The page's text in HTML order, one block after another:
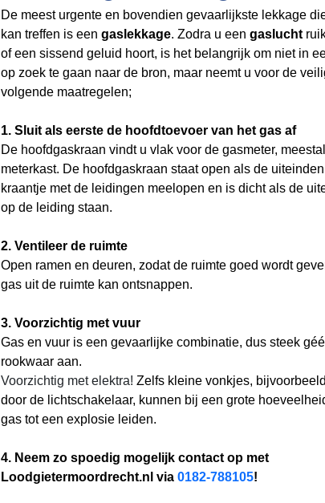
De meest urgente en bovendien gevaarlijkste lekkage
kan treffen is een gaslekkage. Zodra u een gaslucht
of een sissend geluid hoort, is het belangrijk om niet in
op zoek te gaan naar de bron, maar neemt u voor de
volgende maatregelen;
1. Sluit als eerste de hoofdtoevoer van het gas af
De hoofdgaskraan vindt u vlak voor de gasmeter,
meterkast. De hoofdgaskraan staat open als de
kraantje met de leidingen meelopen en is dicht als de
op de leiding staan.
2. Ventileer de ruimte
Open ramen en deuren, zodat de ruimte goed wordt
gas uit de ruimte kan ontsnappen.
3. Voorzichtig met vuur
Gas en vuur is een gevaarlijke combinatie, dus steek
rookwaar aan.
Voorzichtig met elektra! Zelfs kleine vonkjes,
door de lichtschakelaar, kunnen bij een grote
gas tot een explosie leiden.
4. Neem zo spoedig mogelijk contact op met
Loodgietermoordrecht.nl via 0182-788105!